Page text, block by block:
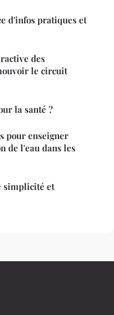
d'infos pratiques et
des
le circuit
la santé ?
pour enseigner
de l'eau dans les
simplicité et